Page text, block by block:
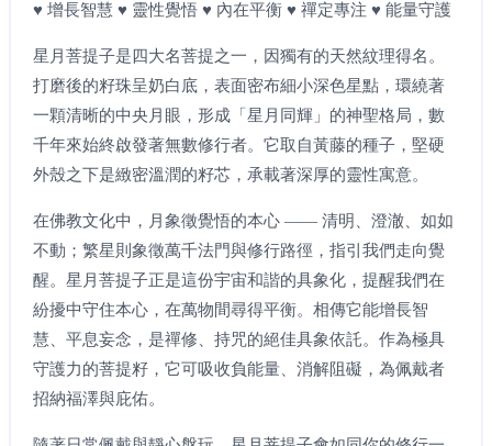
♥ 增長智慧 ♥ 靈性覺悟 ♥ 內在平衡 ♥ 禪定專注 ♥ 能量守護
星月菩提子是四大名菩提之一，因獨有的天然紋理得名。
打磨後的籽珠呈奶白底，表面密布細小深色星點，環繞著
一顆清晰的中央月眼，形成「星月同輝」的神聖格局，數
千年來始終啟發著無數修行者。它取自黃藤的種子，堅硬
外殼之下是緻密溫潤的籽芯，承載著深厚的靈性寓意。
在佛教文化中，月象徵覺悟的本心 —— 清明、澄澈、如如
不動；繁星則象徵萬千法門與修行路徑，指引我們走向覺
醒。星月菩提子正是這份宇宙和諧的具象化，提醒我們在
紛擾中守住本心，在萬物間尋得平衡。相傳它能增長智
慧、平息妄念，是禪修、持咒的絕佳具象依託。作為極具
守護力的菩提籽，它可吸收負能量、消解阻礙，為佩戴者
招納福澤與庇佑。